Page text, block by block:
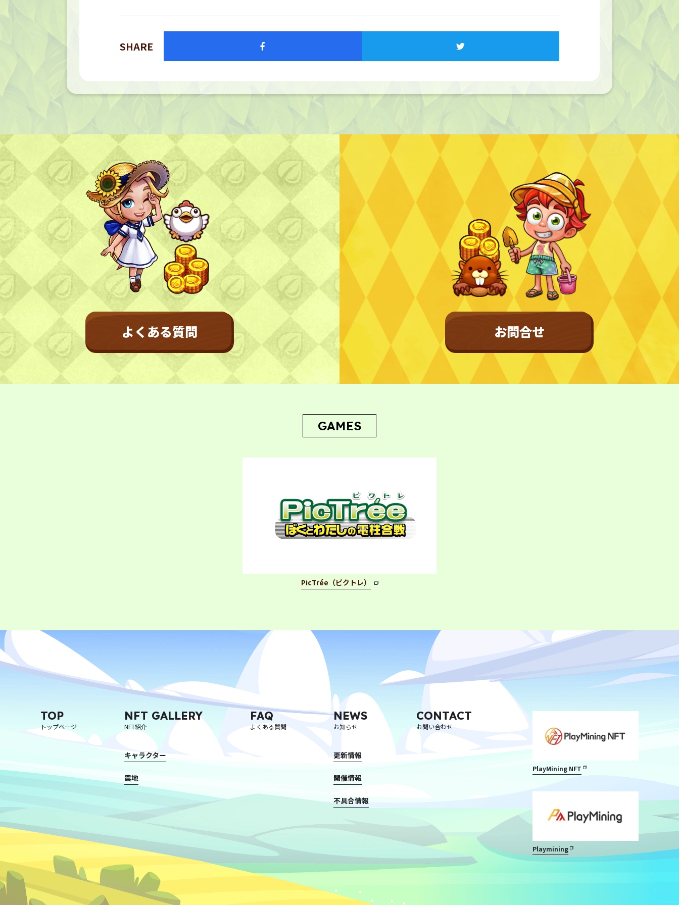
SHARE
よくある質問 お問合せ
GAMES
PicTrée（ピクトレ）
TOP
トップページ
NFT GALLERY
NFT紹介
キャラクター
農地
FAQ
よくある質問
NEWS
お知らせ
更新情報
開催情報
不具合情報
CONTACT
お問い合わせ
PlayMining NFT
Playmining
NFT GALLERY
NFT紹介
FAQ
よくある質問
NEWS
更新情報 開催情報 不具合情報
CONTACT
お問い合わせ
プライバシーポリシー 利用規約 特定商取引法に基づく表記
©︎ Digital Entertainment Asset